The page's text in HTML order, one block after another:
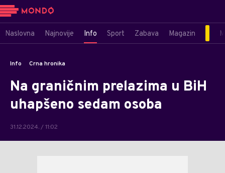
Naslovna Najnovije Info Sport Zabava Magazin
Info Crna hronika
Na graničnim prelazima u BiH
uhapšeno sedam osoba
31.12.2024. / 11:02